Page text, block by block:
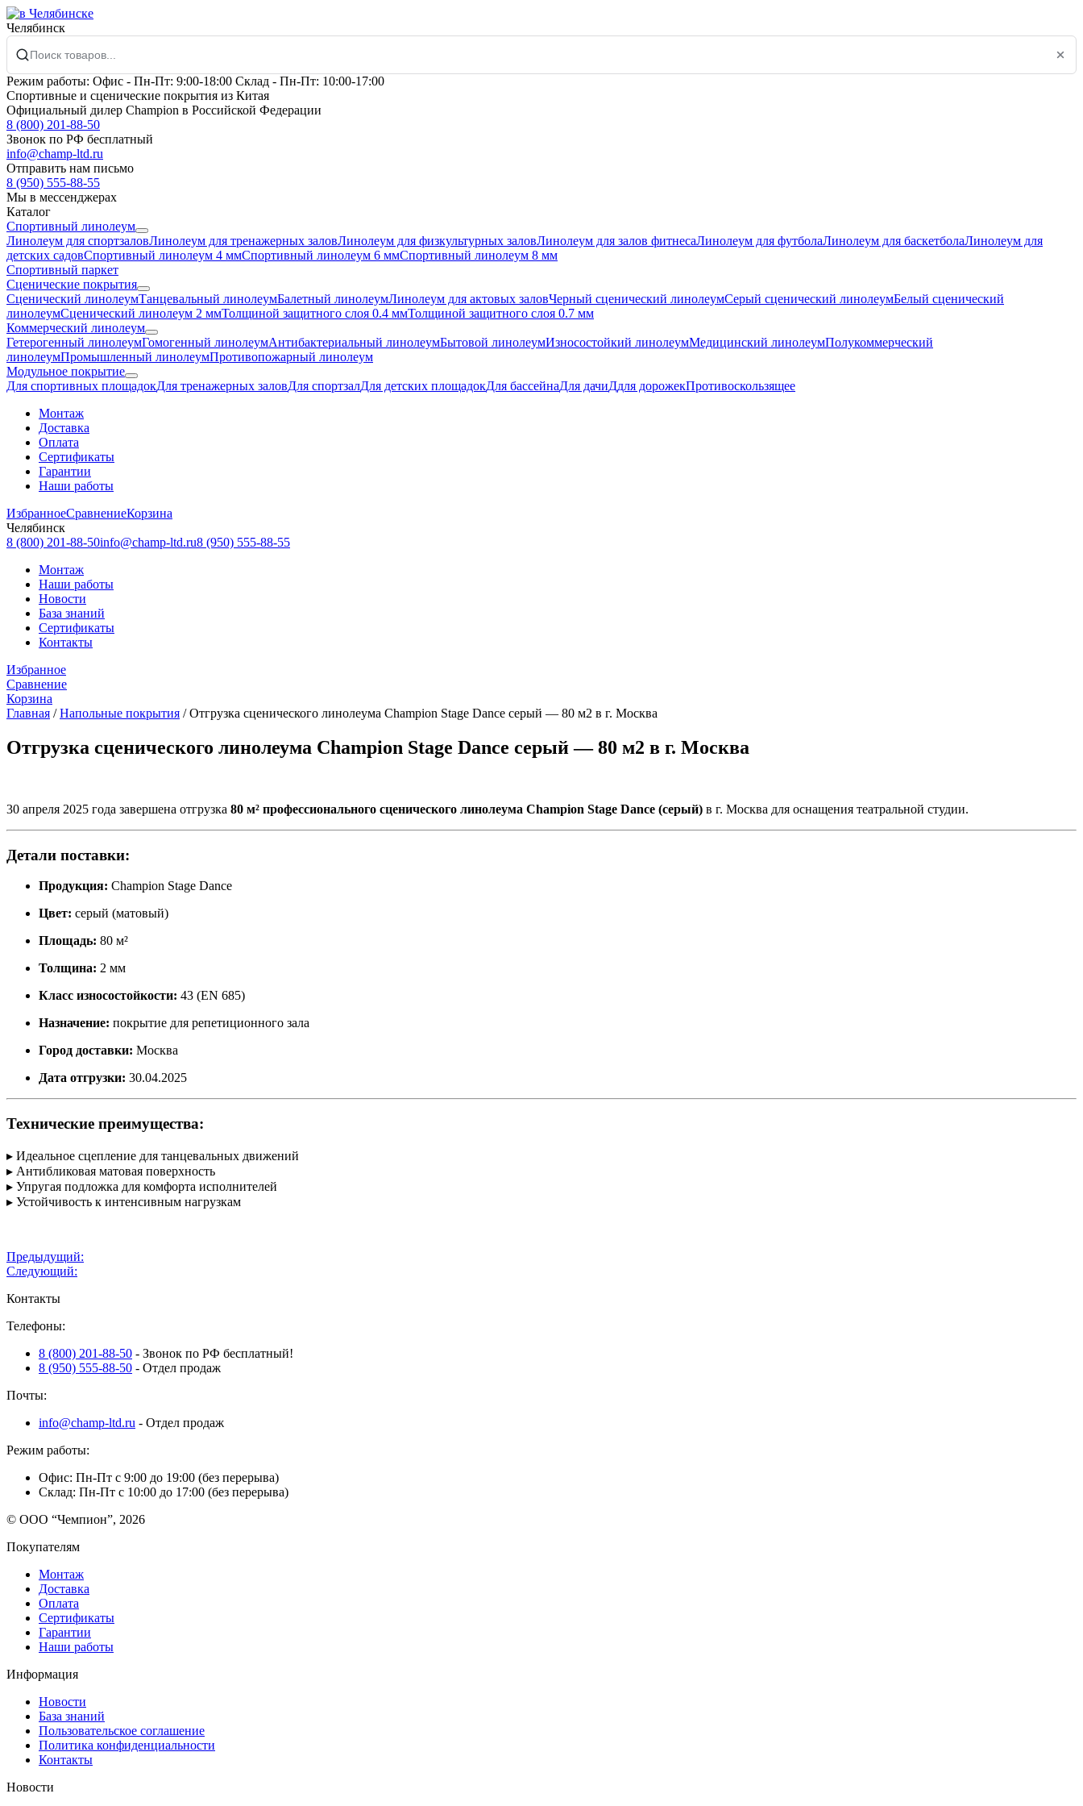
Челябинск
Режим работы: Офис - Пн-Пт: 9:00-18:00 Склад - Пн-Пт: 10:00-17:00
Спортивные и сценические покрытия из Китая
Официальный дилер Champion в Российской Федерации
8 (800) 201-88-50
Звонок по РФ бесплатный
info@champ-ltd.ru
Отправить нам письмо
8 (950) 555-88-55
Мы в мессенджерах
Каталог
Спортивный линолеум
Линолеум для спортзаловЛинолеум для тренажерных заловЛинолеум для физкультурных заловЛинолеум для залов фитнесаЛинолеум для футболаЛинолеум для баскетболаЛинолеум для
детских садовСпортивный линолеум 4 ммСпортивный линолеум 6 ммСпортивный линолеум 8 мм
Спортивный паркет
Сценические покрытия
Сценический линолеумТанцевальный линолеумБалетный линолеумЛинолеум для актовых заловЧерный сценический линолеумСерый сценический линолеумБелый сценический
линолеумСценический линолеум 2 ммТолщиной защитного слоя 0.4 ммТолщиной защитного слоя 0.7 мм
Коммерческий линолеум
Гетерогенный линолеумГомогенный линолеумАнтибактериальный линолеумБытовой линолеумИзносостойкий линолеумМедицинский линолеумПолукоммерческий
линолеумПромышленный линолеумПротивопожарный линолеум
Модульное покрытие
Для спортивных площадокДля тренажерных заловДля спортзалДля детских площадокДля бассейнаДля дачиДдля дорожекПротивоскользящее
Монтаж
Доставка
Оплата
Сертификаты
Гарантии
Наши работы
ИзбранноеСравнениеКорзина
Челябинск
8 (800) 201-88-50info@champ-ltd.ru8 (950) 555-88-55
Монтаж
Наши работы
Новости
База знаний
Сертификаты
Контакты
Избранное
Сравнение
Корзина
Главная /Напольные покрытия /Отгрузка сценического линолеума Champion Stage Dance серый — 80 м2 в г. Москва
Отгрузка сценического линолеума Champion Stage Dance серый — 80 м2 в г. Москва
30 апреля 2025 года завершена отгрузка 80 м² профессионального сценического линолеума Champion Stage Dance (серый) в г. Москва для оснащения театральной студии.
Детали поставки:
Продукция: Champion Stage Dance
Цвет: серый (матовый)
Площадь: 80 м²
Толщина: 2 мм
Класс износостойкости: 43 (EN 685)
Назначение: покрытие для репетиционного зала
Город доставки: Москва
Дата отгрузки: 30.04.2025
Технические преимущества:
▸ Идеальное сцепление для танцевальных движений
▸ Антибликовая матовая поверхность
▸ Упругая подложка для комфорта исполнителей
▸ Устойчивость к интенсивным нагрузкам
Навигация
по
записям
Предыдущий:
Следующий:
Контакты
Телефоны:
8 (800) 201-88-50 - Звонок по РФ бесплатный!
8 (950) 555-88-50 - Отдел продаж
Почты:
info@champ-ltd.ru - Отдел продаж
Режим работы:
Офис: Пн-Пт с 9:00 до 19:00 (без перерыва)
Склад: Пн-Пт с 10:00 до 17:00 (без перерыва)
© ООО “Чемпион”, 2026
Покупателям
Монтаж
Доставка
Оплата
Сертификаты
Гарантии
Наши работы
Информация
Новости
База знаний
Пользовательское соглашение
Политика конфиденциальности
Контакты
Новости